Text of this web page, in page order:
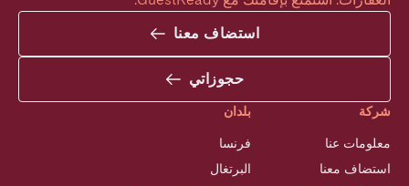
استضاف معنا
حجوزاتي
شركة
معلومات عنا
استضاف معنا
بلدان
فرنسا
البرتغال